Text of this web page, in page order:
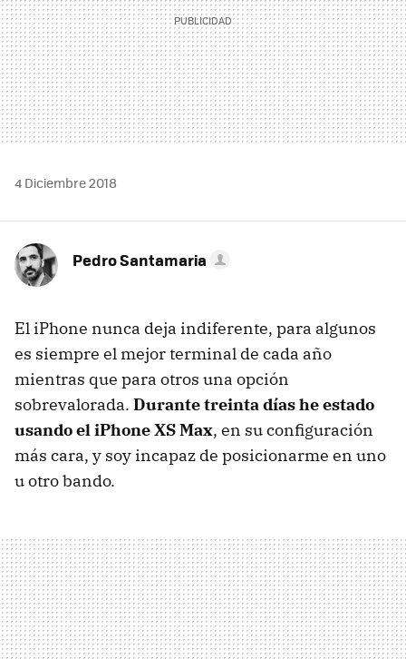
4 Diciembre 2018
Pedro Santamaria
El iPhone nunca deja indiferente, para algunos
es siempre el mejor terminal de cada año
mientras que para otros una opción
sobrevalorada. Durante treinta días he estado
usando el iPhone XS Max, en su configuración
más cara, y soy incapaz de posicionarme en uno
u otro bando.